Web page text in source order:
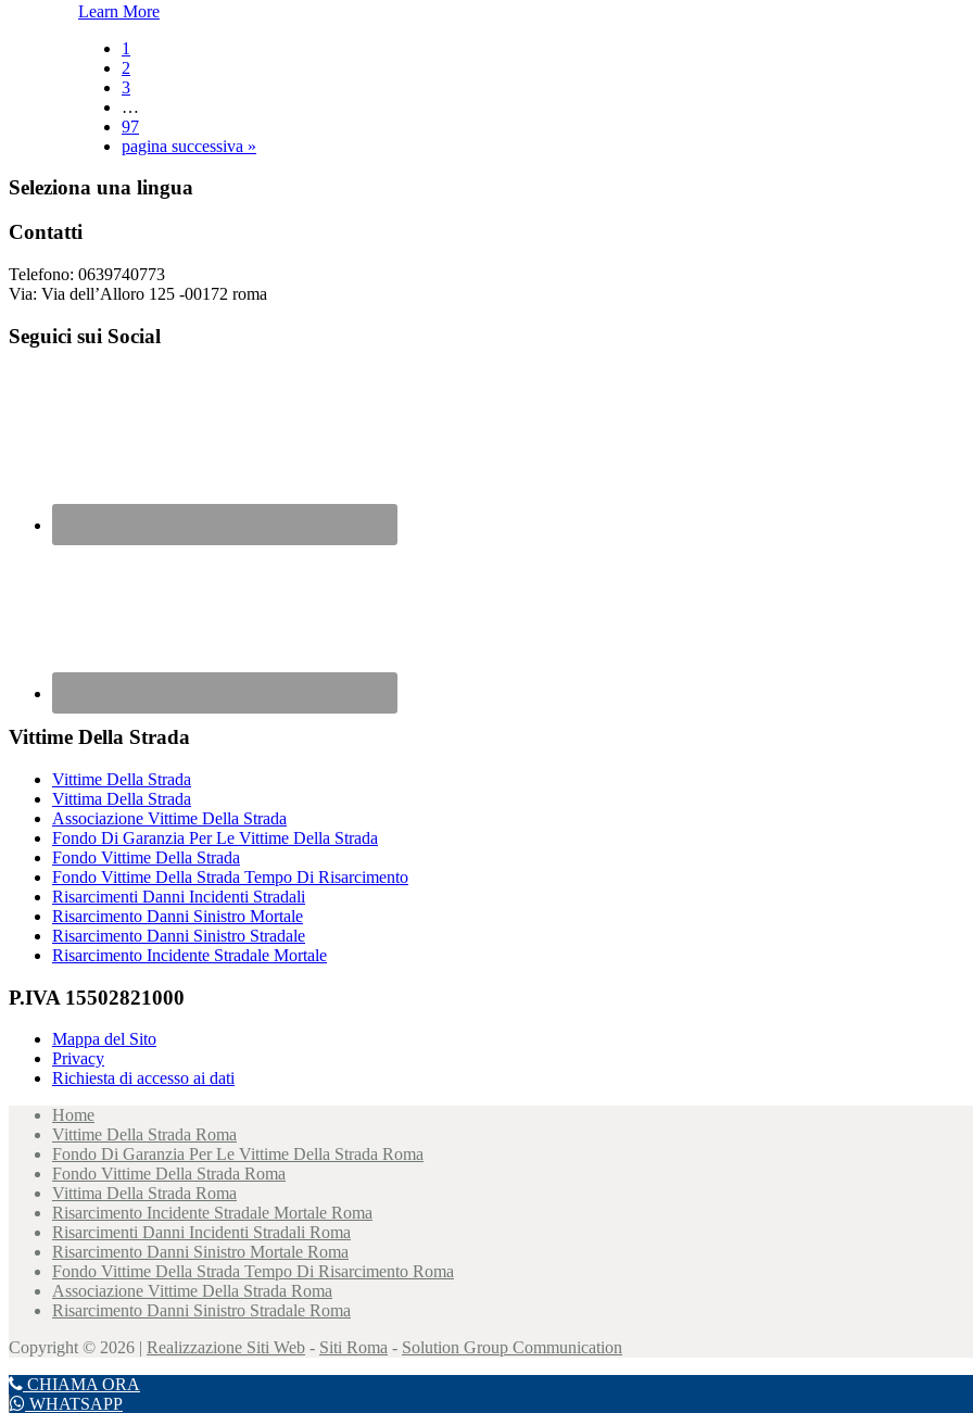
Learn More
Pagina
1
Pagina
2
Pagina
3
interim
omesse
…
Pagina
97
Vai
pagina successiva »
Footer
Seleziona una lingua
Contatti
Telefono: 0639740773
Via: Via dell’Alloro 125 -00172 roma
Seguici sui Social
Vittime Della Strada
Vittime Della Strada
Vittima Della Strada
Associazione Vittime Della Strada
Fondo Di Garanzia Per Le Vittime Della Strada
Fondo Vittime Della Strada
Fondo Vittime Della Strada Tempo Di Risarcimento
Risarcimenti Danni Incidenti Stradali
Risarcimento Danni Sinistro Mortale
Risarcimento Danni Sinistro Stradale
Risarcimento Incidente Stradale Mortale
P.IVA 15502821000
Mappa del Sito
Privacy
Richiesta di accesso ai dati
Home
Vittime Della Strada Roma
Fondo Di Garanzia Per Le Vittime Della Strada Roma
Fondo Vittime Della Strada Roma
Vittima Della Strada Roma
Risarcimento Incidente Stradale Mortale Roma
Risarcimenti Danni Incidenti Stradali Roma
Risarcimento Danni Sinistro Mortale Roma
Fondo Vittime Della Strada Tempo Di Risarcimento Roma
Associazione Vittime Della Strada Roma
Risarcimento Danni Sinistro Stradale Roma
Copyright © 2026 | Realizzazione Siti Web - Siti Roma - Solution Group Communication
CHIAMA ORA
WHATSAPP